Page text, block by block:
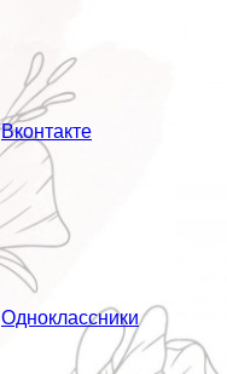
Вконтакте
Одноклассники